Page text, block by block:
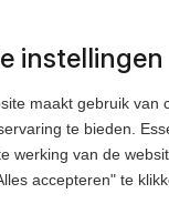
instellingen
maakt gebruik van
te bieden.
werking van de
accepteren" te